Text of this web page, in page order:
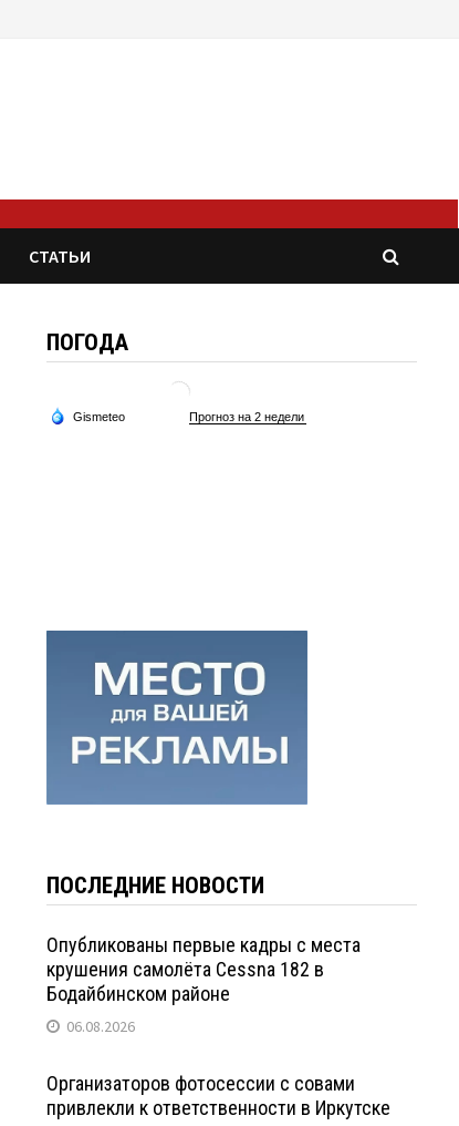
СТАТЬИ
ПОГОДА
ПОСЛЕДНИЕ НОВОСТИ
Опубликованы первые кадры с места
крушения самолёта Cessna 182 в
Бодайбинском районе
06.08.2026
Организаторов фотосессии с совами
привлекли к ответственности в Иркутске